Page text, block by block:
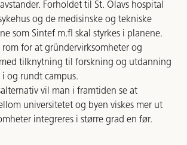
Forholdet til St. Olavs hospital
og de medisinske og tekniske
som Sintef m.fl skal styrkes i planene.
rom for at gründervirksomheter og
tilknytning til forskning og utdanning
i og rundt campus.
vil man i framtiden se at
universitetet og byen viskes mer ut
integreres i større grad en før.